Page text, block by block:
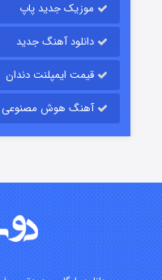
موزیک جدید پاپ
دانلود آهنگ جدید
قیمت ایمپلنت دندان
آهنگ هوش مصنوعی